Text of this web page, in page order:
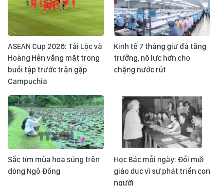
ASEAN Cup 2026: Tài Lộc và
Hoàng Hên vắng mặt trong
buổi tập trước trận gặp
Campuchia
Kinh tế 7 tháng giữ đà tăng
trưởng, nỗ lực hơn cho
chặng nước rút
Sắc tím mùa hoa súng trên
dòng Ngô Đồng
Học Bác mỗi ngày: Đổi mới
giáo dục vì sự phát triển con
người